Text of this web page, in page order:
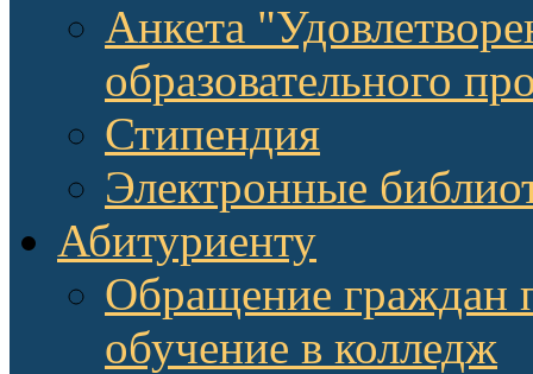
Анкета
образовательного
Стипендия
Электронные
Абитуриенту
Обращение граждан
обучение в колледж